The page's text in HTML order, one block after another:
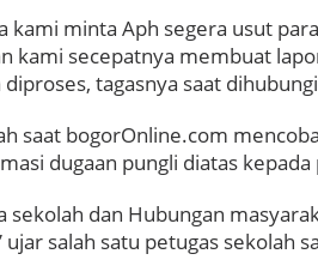
s
i
kami minta Aph segera usut
kami secepatnya membuat
diproses, tagasnya saat
saat bogorOnline.com mencoba
dugaan pungli diatas kepada
sekolah dan Hubungan
ujar salah satu petugas sekolah